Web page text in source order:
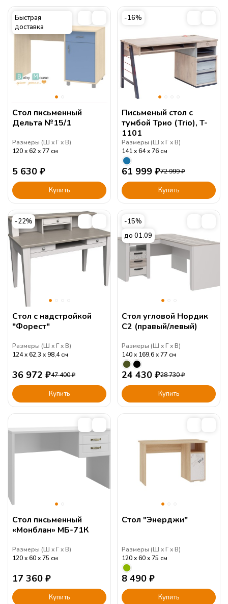
Быстрая
доставка
Стол письменный
Дельта №15/1
Размеры (Ш Г В)
120
62 77 см
5 630 ₽
Купить
-16%
Письменый стол с
тумбой Трио (Trio), T-
1101
Размеры (Ш Г В)
141
64 76 см
61 999 ₽72 999₽
Купить
-22%
Стол с надстройкой
"Форест"
Размеры (Ш Г В)
124
62,3 98,4 см
36 972 ₽47 400₽
Купить
-15%
до 01.09
Стол угловой Нордик
С2 (правый/левый)
Размеры (Ш Г В)
140
169,6 77 см
24 430 ₽28 730₽
Купить
Стол письменный
«Монблан» МБ-71К
Размеры (Ш Г В)
120
60 75 см
17 360 ₽
Купить
Стол "Энерджи"
Размеры (Ш Г В)
120
60 75 см
8 490 ₽
Купить